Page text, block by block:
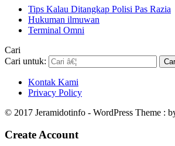
Tips Kalau Ditangkap Polisi Pas Razia
Hukuman ilmuwan
Terminal Omni
Cari
Cari untuk:
Kontak Kami
Privacy Policy
© 2017 Jeramidotinfo - WordPress Theme :
Create Account